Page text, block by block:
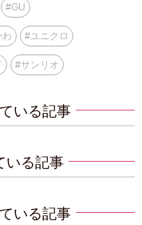
#GU
わ #ユニクロ
#サンリオ
いる記事
いる記事
いる記事